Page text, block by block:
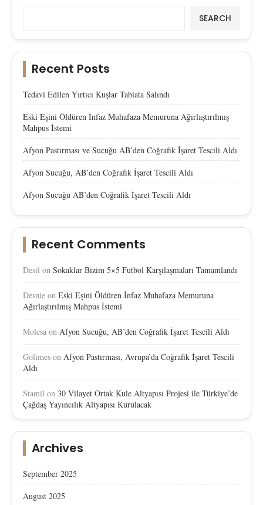
SEARCH
Recent Posts
Tedavi Edilen Yırtıcı Kuşlar Tabiata Salındı
Eski Eşini Öldüren İnfaz Muhafaza Memuruna Ağırlaştırılmış
Mahpus İstemi
Afyon Pastırması ve Sucuğu AB’den Coğrafik İşaret Tescili Aldı
Afyon Sucuğu, AB’den Coğrafik İşaret Tescili Aldı
Afyon Sucuğu AB’den Coğrafik İşaret Tescili Aldı
Recent Comments
Desil on Sokaklar Bizim 5×5 Futbol Karşılaşmaları Tamamlandı
Desnie on Eski Eşini Öldüren İnfaz Muhafaza Memuruna
Ağırlaştırılmış Mahpus İstemi
Molesa on Afyon Sucuğu, AB’den Coğrafik İşaret Tescili Aldı
Golimes on Afyon Pastırması, Avrupa’da Coğrafik İşaret Tescili
Aldı
Stamil on 30 Vilayet Ortak Kule Altyapısı Projesi ile Türkiye’de
Çağdaş Yayıncılık Altyapısı Kurulacak
Archives
September 2025
August 2025